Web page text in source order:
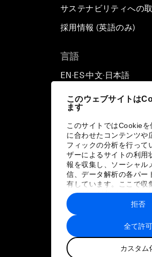
このウェブサイトは
ます
このサイトではCookie
に合わせたコンテンツや
フィックの分析を行って
ザーによるサイトの利用
報を収集し、ソーシャル
信、データ解析の各パー
有しています。ここで収
ユーザーが各パートナー
報や各パートナーのサー
に収集された情報と組み
トナーによって使用され
す。
全て許可
カスタム
拒否
サステナビリティへの
採用情報 (英語のみ)
言語
EN ▪ES▪中文▪ 日本語